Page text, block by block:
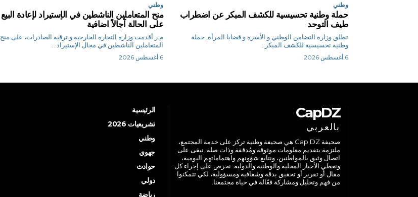
وطني
حملة وطنية تحسيسية للكشف المبكر عن اضطراب
طيف التوحد
تطلق وزارة التضامن الوطني و الأسرة و قضايا المرأة, حملة
وطنية تحسيسية للكشف المبكر...
6 أغسطس 2026
وطني
منح المتعاملين الناشطين في الإستيراد لإعادة البيع
على الحالة آجالاً اضافية
م.ر أقدمت وزارة التجارة الخارجية و ترقية الصادرات، على منح
المتعاملين الناشطين في مجال الإستيراد...
6 أغسطس 2026
CapDZ
بالعربي
صحيفة Cap DZ هي صحيفة وطنية تركز على خدمة المجتمع،
ملتزمة بتقديم معلومات موثوقة ومُدققة وذات صلة. نبقى على
اتصال وثيق بالمواطنين، ونتابع شؤونهم واهتماماتهم اليومية،
ونغطي الأخبار المحلية والوطنية والدولية. نحرص على إجراء كل
مقال أو تقرير أو تحقيق بدقة وشفافية ومسؤولية، لكي تتمكنوا
من فهم وتحليل ومشاركة فعّالة في حياة مجتمعنا.
الرئيسية
تشريعيات 2026
وطني
جهوي
حوادث
دولي
رياضة